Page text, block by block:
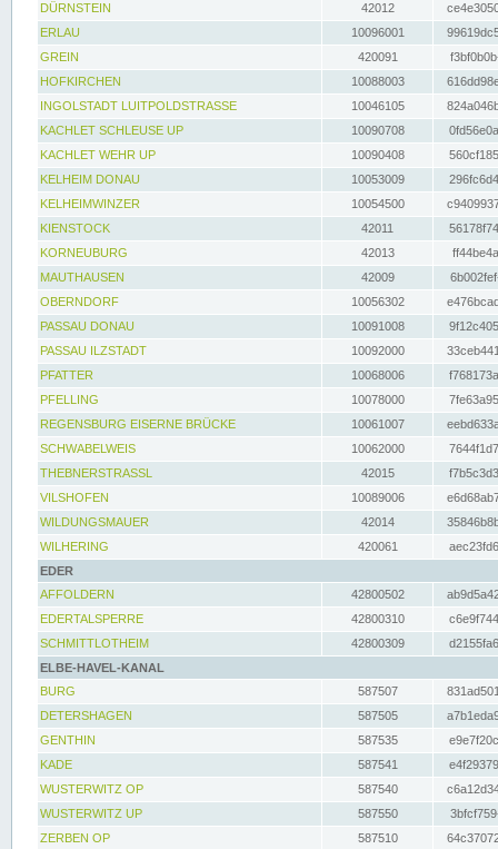
DÜRNSTEIN
42012
ERLAU
10096001
GREIN
420091
HOFKIRCHEN
10088003
INGOLSTADT LUITPOLDSTRASSE
10046105
KACHLET SCHLEUSE UP
10090708
KACHLET WEHR UP
10090408
KELHEIM DONAU
10053009
KELHEIMWINZER
10054500
KIENSTOCK
42011
KORNEUBURG
42013
MAUTHAUSEN
42009
OBERNDORF
10056302
PASSAU DONAU
10091008
PASSAU ILZSTADT
10092000
PFATTER
10068006
PFELLING
10078000
REGENSBURG EISERNE BRÜCKE
10061007
SCHWABELWEIS
10062000
THEBNERSTRASSL
42015
VILSHOFEN
10089006
WILDUNGSMAUER
42014
WILHERING
420061
EDER
AFFOLDERN
42800502
EDERTALSPERRE
42800310
SCHMITTLOTHEIM
42800309
ELBE-HAVEL-KANAL
BURG
587507
DETERSHAGEN
587505
GENTHIN
587535
KADE
587541
WUSTERWITZ OP
587540
WUSTERWITZ UP
587550
ZERBEN OP
587510